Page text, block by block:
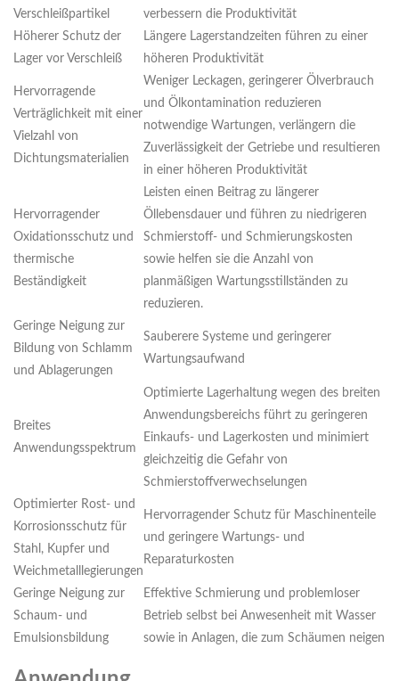
Verschleißpartikel
verbessern die Produktivität
Höherer Schutz der
Lager vor Verschleiß
Längere Lagerstandzeiten führen zu einer
höheren Produktivität
Hervorragende
Verträglichkeit mit einer
Vielzahl von
Dichtungsmaterialien
Weniger Leckagen, geringerer Ölverbrauch
und Ölkontamination reduzieren
notwendige Wartungen, verlängern die
Zuverlässigkeit der Getriebe und resultieren
in einer höheren Produktivität
Hervorragender
Oxidationsschutz und
thermische
Beständigkeit
Leisten einen Beitrag zu längerer
Öllebensdauer und führen zu niedrigeren
Schmierstoff- und Schmierungskosten
sowie helfen sie die Anzahl von
planmäßigen Wartungsstillständen zu
reduzieren.
Geringe Neigung zur
Bildung von Schlamm
und Ablagerungen
Sauberere Systeme und geringerer
Wartungsaufwand
Breites
Anwendungsspektrum
Optimierte Lagerhaltung wegen des breiten
Anwendungsbereichs führt zu geringeren
Einkaufs- und Lagerkosten und minimiert
gleichzeitig die Gefahr von
Schmierstoffverwechselungen
Optimierter Rost- und
Korrosionsschutz für
Stahl, Kupfer und
Weichmetalllegierungen
Hervorragender Schutz für Maschinenteile
und geringere Wartungs- und
Reparaturkosten
Geringe Neigung zur
Schaum- und
Emulsionsbildung
Effektive Schmierung und problemloser
Betrieb selbst bei Anwesenheit mit Wasser
sowie in Anlagen, die zum Schäumen neigen